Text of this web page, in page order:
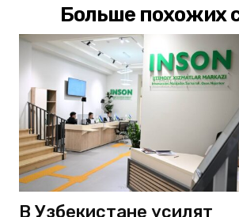
Больше похожих
В Узбекистане усилят